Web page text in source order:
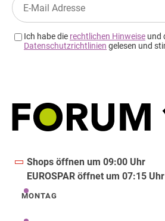
Shops öffnen um 09:00 Uhr
EUROSPAR öffnet um 07:15 Uhr
Montag
MONTAG